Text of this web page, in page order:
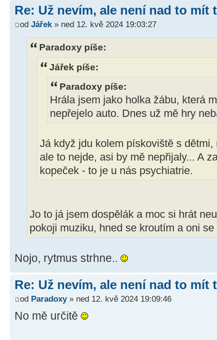
Re: Už nevím, ale není nad to mít
od Jářek» ned 12. kvě 2024 19:03:27
Paradoxy píše:
Jářek píše:
Paradoxy píše:
Hrála jsem jako holka žábu, která
nepřejelo auto. Dnes už mě hry
Já když jdu kolem pískoviště s
ale to nejde, asi by mě nepřijaly... A
kopeček - to je u nás psychiatrie.
Jo to já jsem dospělák a moc si hrát
pokoji muziku, hned se kroutím a oni
Nojo, rytmus strhne..
Re: Už nevím, ale není nad to mít
od Paradoxy» ned 12. kvě 2024 19:09:46
No mě určitě